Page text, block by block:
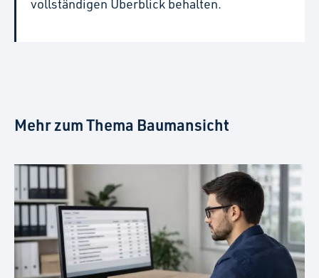
vollständigen Überblick behalten.
Mehr zum Thema Baumansicht